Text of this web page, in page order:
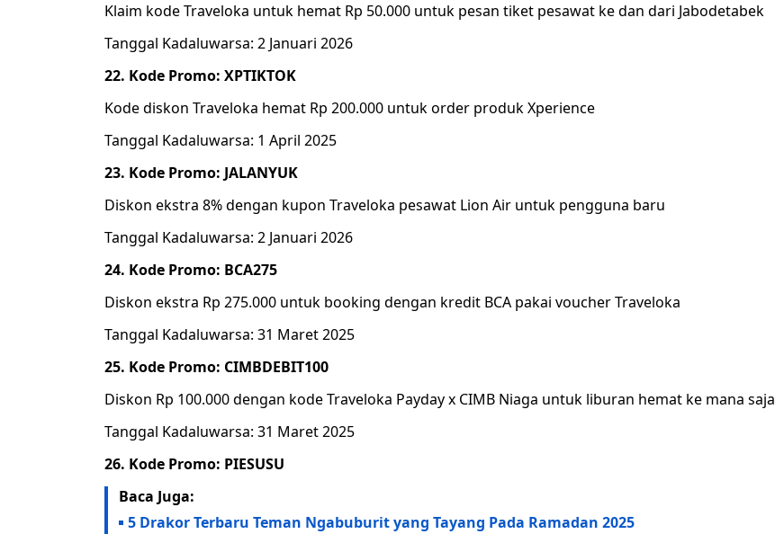
Klaim kode Traveloka untuk hemat Rp 50.000 untuk pesan tiket pesawat ke dan dari Jabodetabek
Tanggal Kadaluwarsa: 2 Januari 2026
22. Kode Promo: XPTIKTOK
Kode diskon Traveloka hemat Rp 200.000 untuk order produk Xperience
Tanggal Kadaluwarsa: 1 April 2025
23. Kode Promo: JALANYUK
Diskon ekstra 8% dengan kupon Traveloka pesawat Lion Air untuk pengguna baru
Tanggal Kadaluwarsa: 2 Januari 2026
24. Kode Promo: BCA275
Diskon ekstra Rp 275.000 untuk booking dengan kredit BCA pakai voucher Traveloka
Tanggal Kadaluwarsa: 31 Maret 2025
25. Kode Promo: CIMBDEBIT100
Diskon Rp 100.000 dengan kode Traveloka Payday x CIMB Niaga untuk liburan hemat ke mana saja
Tanggal Kadaluwarsa: 31 Maret 2025
26. Kode Promo: PIESUSU
Baca Juga:
5 Drakor Terbaru Teman Ngabuburit yang Tayang Pada Ramadan 2025